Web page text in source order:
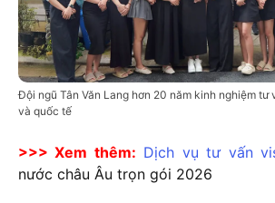
Đội ngũ Tân Văn Lang hơn 20 năm kinh nghiệm tư
và quốc tế
>>> Xem thêm: Dịch vụ tư vấn
nước châu Âu trọn gói 2026